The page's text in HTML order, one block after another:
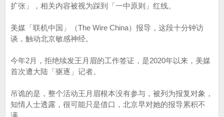
扩张」，相关内容被视为踩到「一中原则」红线。
美媒「联机中国」（The Wire China）报导，这段十分钟访
谈，触动北京敏感神经。
今年2月，拒绝续发王月眉的工作签证，是2020年以来，美媒
首次遭大陆「驱逐」记者。
吊诡的是，整个活动王月眉根本没有参与，被列为报复对象，
知情人士透露，很可能只是借口，北京早对她的报导累积不